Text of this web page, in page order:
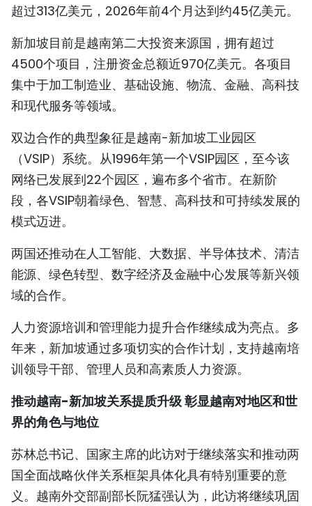
超过313亿美元，2026年前4个月达到约45亿美元。
新加坡目前是越南第二大投资来源国，拥有超过
4500个项目，注册资金总额近970亿美元。各项目
集中于加工制造业、基础设施、物流、金融、高科技
和现代服务等领域。
双边合作的典型象征是越南-新加坡工业园区
（VSIP）系统。从1996年第一个VSIP园区，至今该
网络已发展到22个园区，遍布多个省市。在新阶
段，各VSIP朝着绿色、智慧、高科技和可持续发展的
模式迈进。
两国还推动在人工智能、大数据、半导体技术、清洁
能源、绿色转型、数字经济及金融中心发展等新兴领
域的合作。
人力资源培训和管理能力提升合作继续成为亮点。多
年来，新加坡通过多项切实的合作计划，支持越南培
训领导干部、管理人员和高素质人力资源。
推动越南-新加坡关系提质升级 彰显越南对地区和世
界的角色与地位
苏林总书记、国家主席的此访对于继续落实和推动两
国全面战略伙伴关系框架具体化具有特别重要的意
义。越南外交部副部长阮猛强认为，此访将继续巩固